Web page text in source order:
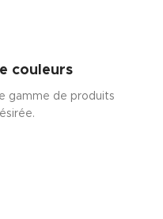
couleurs
gamme de produits